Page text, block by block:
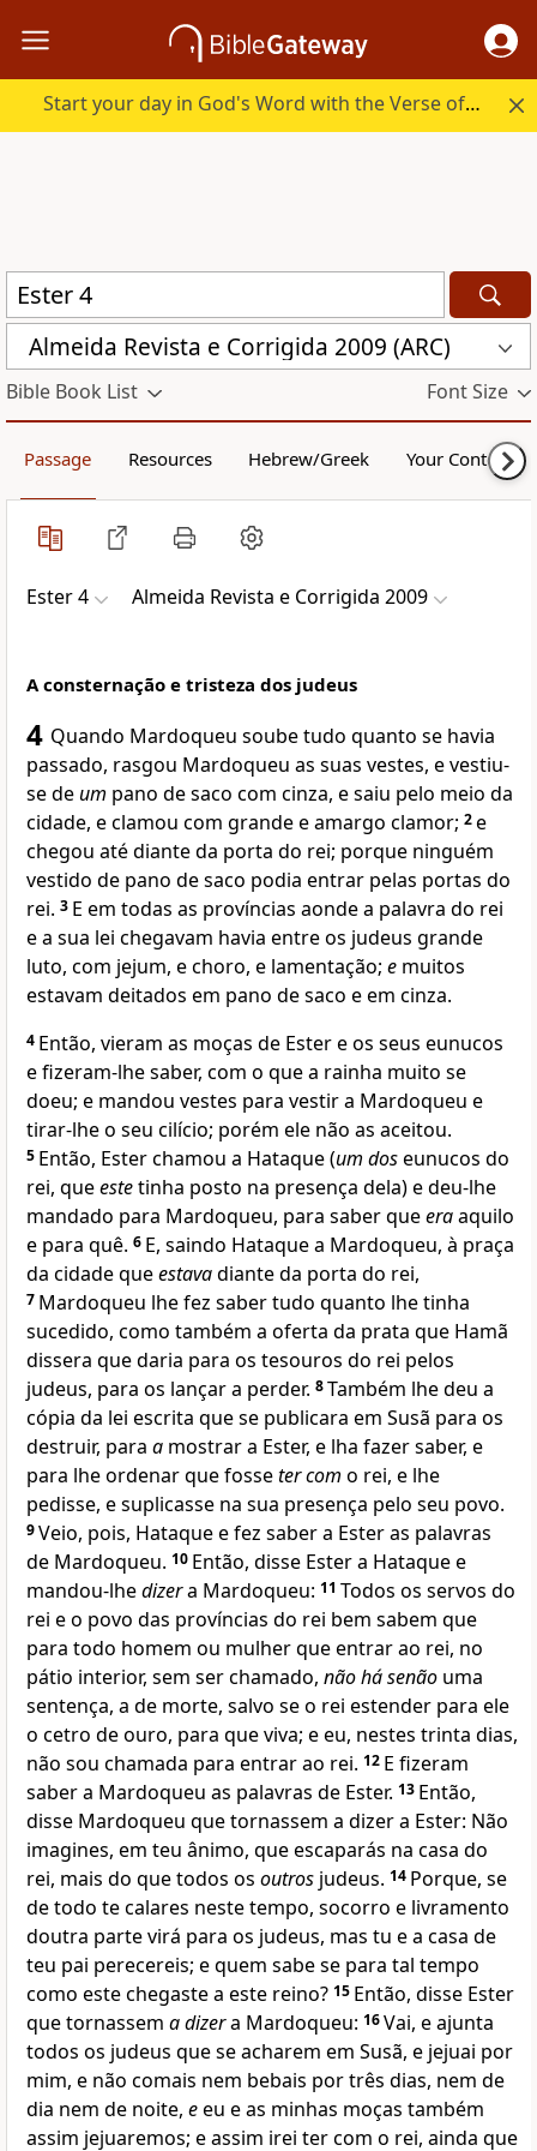
Start your day in God's Word with the Verse of the Day.
Almeida Revista e Corrigida 2009 (ARC)
Bible Book List Font Size
Passage Resources Hebrew/Greek Your Content
Ester 4 Almeida Revista e Corrigida 2009
A consternação e tristeza dos judeus
4 Quando Mardoqueu soube tudo quanto se havia
passado, rasgou Mardoqueu as suas vestes, e vestiu-
se deum pano de saco com cinza, e saiu pelo meio da
cidade, e clamou com grande e amargo clamor; 2e
chegou até diante da porta do rei; porque ninguém
vestido de pano de saco podia entrar pelas portas do
rei. 3 E em todas as províncias aonde a palavra do rei
e a sua lei chegavam havia entre os judeus grande
luto, com jejum, e choro, e lamentação; e muitos
estavam deitados em pano de saco e em cinza.
4 Então, vieram as moças de Ester e os seus eunucos
e fizeram-lhe saber, com o que a rainha muito se
doeu; e mandou vestes para vestir a Mardoqueu e
tirar-lhe o seu cilício; porém ele não as aceitou.
5 Então, Ester chamou a Hataque (um doseunucos do
rei, queestetinha posto na presença dela) e deu-lhe
mandado para Mardoqueu, para saber queeraaquilo
e para quê. 6 E, saindo Hataque a Mardoqueu, à praça
da cidade queestavadiante da porta do rei,
7 Mardoqueu lhe fez saber tudo quanto lhe tinha
sucedido, como também a oferta da prata que Hamã
dissera que daria para os tesouros do rei pelos
judeus, para os lançar a perder. 8Também lhe deu a
cópia da lei escrita que se publicara em Susã para os
destruir, para a mostrar a Ester, e lha fazer saber, e
para lhe ordenar que fosseter com o rei, e lhe
pedisse, e suplicasse na sua presença pelo seu povo.
9Veio, pois, Hataque e fez saber a Ester as palavras
de Mardoqueu. 10 Então, disse Ester a Hataque e
mandou-lhedizera Mardoqueu: 11 Todos os servos do
rei e o povo das províncias do rei bem sabem que
para todo homem ou mulher que entrar ao rei, no
pátio interior, sem ser chamado, não há senão uma
sentença, a de morte, salvo se o rei estender para ele
o cetro de ouro, para que viva; e eu, nestes trinta dias,
não sou chamada para entrar ao rei. 12 E fizeram
saber a Mardoqueu as palavras de Ester. 13 Então,
disse Mardoqueu que tornassem a dizer a Ester: Não
imagines, em teu ânimo, que escaparás na casa do
rei, mais do que todos os outros judeus. 14 Porque, se
de todo te calares neste tempo, socorro e livramento
doutra parte virá para os judeus, mas tu e a casa de
teu pai perecereis; e quem sabe se para tal tempo
como este chegaste a este reino? 15 Então, disse Ester
que tornassem a dizera Mardoqueu: 16Vai, e ajunta
todos os judeus que se acharem em Susã, e jejuai por
mim, e não comais nem bebais por três dias, nem de
dia nem de noite, eeu e as minhas moças também
assim jejuaremos; e assim irei ter com o rei, ainda que